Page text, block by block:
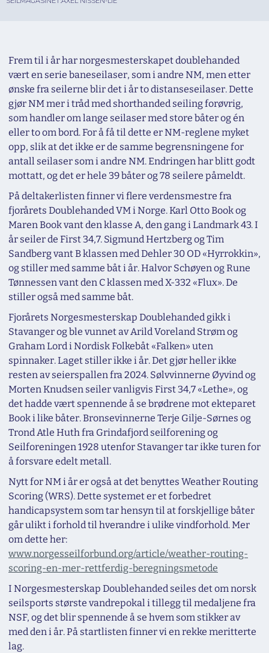
Frem til i år har norgesmesterskapet doublehanded
vært en serie baneseilaser, som i andre NM, men etter
ønske fra seilerne blir det i år to distanseseilaser. Dette
gjør NM mer i tråd med shorthanded seiling forøvrig,
som handler om lange seilaser med store båter og én
eller to om bord. For å få til dette er NM-reglene myket
opp, slik at det ikke er de samme begrensningene for
antall seilaser som i andre NM. Endringen har blitt godt
mottatt, og det er hele 39 båter og 78 seilere påmeldt.
På deltakerlisten finner vi flere verdensmestre fra
fjorårets Doublehanded VM i Norge. Karl Otto Book og
Maren Book vant den klasse A, den gang i Landmark 43. I
år seiler de First 34,7. Sigmund Hertzberg og Tim
Sandberg vant B klassen med Dehler 30 OD «Hyrrokkin»,
og stiller med samme båt i år. Halvor Schøyen og Rune
Tønnessen vant den C klassen med X-332 «Flux». De
stiller også med samme båt.
Fjorårets Norgesmesterskap Doublehanded gikk i
Stavanger og ble vunnet av Arild Voreland Strøm og
Graham Lord i Nordisk Folkebåt «Falken» uten
spinnaker. Laget stiller ikke i år. Det gjør heller ikke
resten av seierspallen fra 2024. Sølvvinnerne Øyvind og
Morten Knudsen seiler vanligvis First 34,7 «Lethe», og
det hadde vært spennende å se brødrene mot ekteparet
Book i like båter. Bronsevinnerne Terje Gilje-Sørnes og
Trond Atle Huth fra Grindafjord seilforening og
Seilforeningen 1928 utenfor Stavanger tar ikke turen for
å forsvare edelt metall.
Nytt for NM i år er også at det benyttes Weather Routing
Scoring (WRS). Dette systemet er et forbedret
handicapsystem som tar hensyn til at forskjellige båter
går ulikt i forhold til hverandre i ulike vindforhold. Mer
om dette her:
www.norgesseilforbund.org/article/weather-routing-
scoring-en-mer-rettferdig-beregningsmetode
I Norgesmesterskap Doublehanded seiles det om norsk
seilsports største vandrepokal i tillegg til medaljene fra
NSF, og det blir spennende å se hvem som stikker av
med den i år. På startlisten finner vi en rekke meritterte
lag.